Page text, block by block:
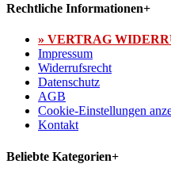
Rechtliche Informationen+
» VERTRAG
Impressum
Widerrufsrecht
Datenschutz
AGB
Cookie-Einstellungen
Kontakt
Beliebte Kategorien+